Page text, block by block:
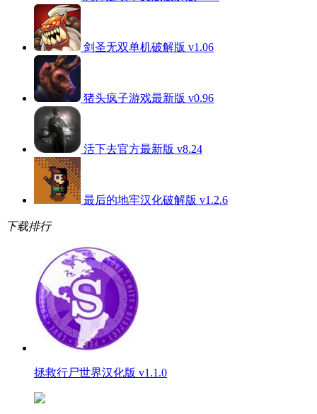
剑圣无双单机破解版 v1.06
猪头疯子游戏最新版 v0.96
活下去官方最新版 v8.24
最后的地牢汉化破解版 v1.2.6
下载排行
拯救行尸世界汉化版 v1.1.0